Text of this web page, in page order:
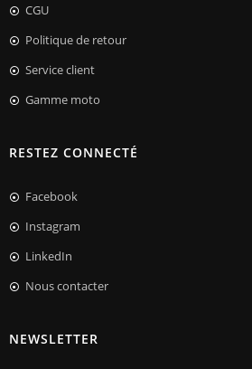
CGU
Politique de retour
Service client
Gamme moto
RESTEZ CONNECTÉ
Facebook
Instagram
LinkedIn
Nous contacter
NEWSLETTER